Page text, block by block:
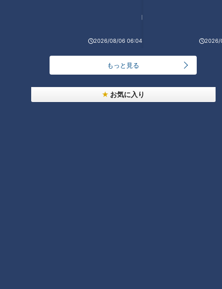
2026/08/06 06:04 2026/
もっと見る
お気に入り
CBCテレビ野球中継「燃えよドラゴンズ」(C)燃えドラch
そんな吉見さんも、師匠にたった一度だけ逆らったことがあ
当時の森投手コーチと谷繁さんとの間には、投手交代をベンチ
に伝えるふたりだけのサインが存在したという。当時、大の苦
手だったジャイアンツのイ・スンヨプ外野手との対戦で、マウ